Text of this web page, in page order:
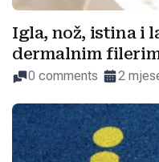
Igla, nož, istina i
dermalnim
0 comments 2